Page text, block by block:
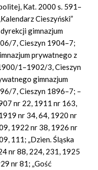
Kat. 2000 s. 591–
Cieszyński”
gimnazjum
7, Cieszyn 1904–7;
prywatnego z
1–1902/3, Cieszyn
gimnazjum
7, Cieszyn 1896–7; –
nr 22, 1911 nr 163,
nr 34, 64, 1920 nr
1922 nr 38, 1926 nr
111; „Dzien. Śląska
nr 88, 224, 231, 1925
nr 81; „Gość